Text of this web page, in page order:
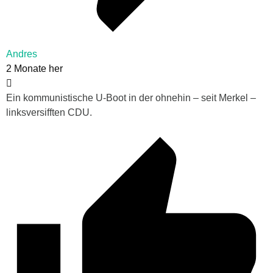
Andres
2 Monate her
Ein kommunistische U-Boot in der ohnehin – seit Merkel –
linksversifften CDU.